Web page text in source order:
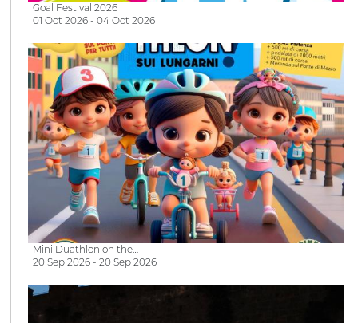
Goal Festival 2026
01 Oct 2026 - 04 Oct 2026
Mini Duathlon on the…
20 Sep 2026 - 20 Sep 2026